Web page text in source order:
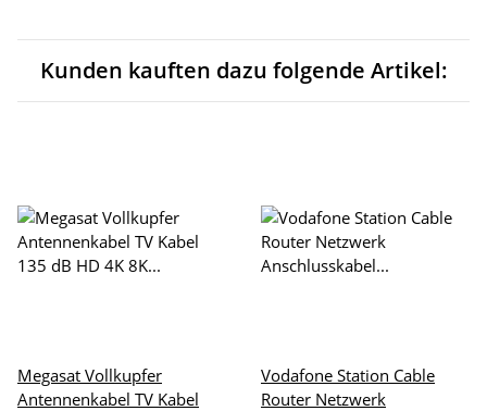
Kunden kauften dazu folgende Artikel:
Megasat Vollkupfer
Antennenkabel TV Kabel
Vodafone Station Cable
Router Netzwerk